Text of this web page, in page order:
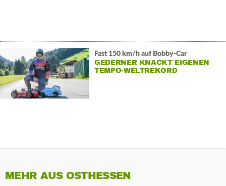
Fast 150 km/h auf Bobby-Car
GEDERNER KNACKT EIGENEN
TEMPO-WELTREKORD
MEHR AUS OSTHESSEN